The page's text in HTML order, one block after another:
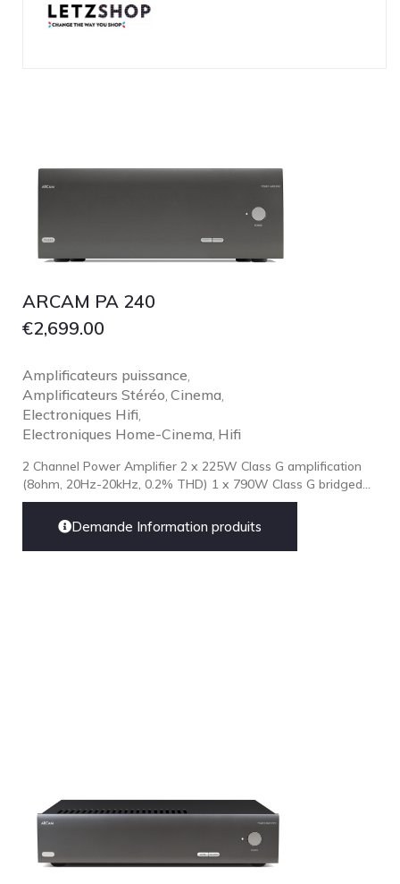
ARCAM PA 240
€2,699.00
Amplificateurs puissance
Amplificateurs Stéréo Cinema
Electroniques Hifi
Electroniques Home-Cinema Hifi
2 Channel Power Amplifier 2 x 225W Class G amplification
(8ohm, 20Hz-20kHz, 0.2% THD) 1 x 790W Class G bridged...
Demande Information produits